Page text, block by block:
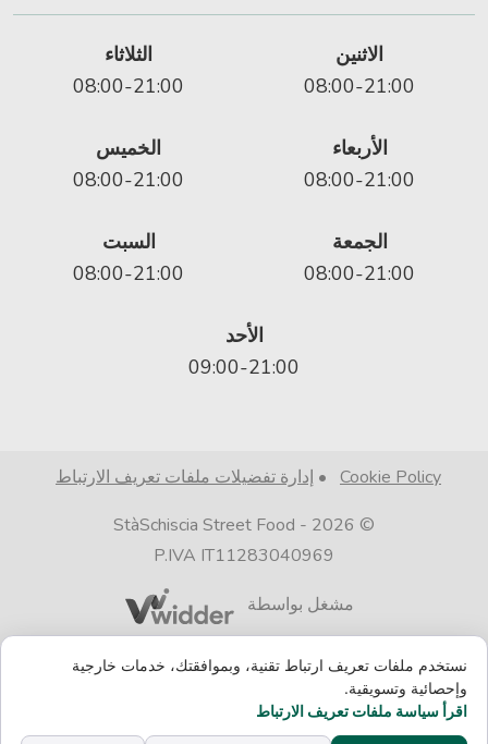
الاثنين
08:00-21:00
الثلاثاء
08:00-21:00
الأربعاء
08:00-21:00
الخميس
08:00-21:00
الجمعة
08:00-21:00
السبت
08:00-21:00
الأحد
09:00-21:00
Cookie Policy
• إدارة تفضيلات ملفات تعريف الارتباط
© 2026 -
StàSchiscia Street Food
P.IVA IT11283040969
مشغل بواسطة
مغلق الآن، سيفتح اليوم في 08:00
نستخدم ملفات تعريف ارتباط تقنية، وبموافقتك، خدمات خارجية
وإحصائية وتسويقية.
اقرأ سياسة ملفات تعريف الارتباط